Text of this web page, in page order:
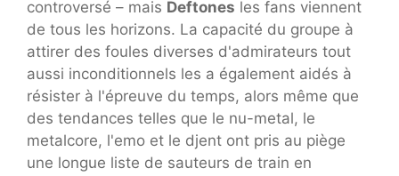
controversé – mais Deftones les fans viennent
de tous les horizons. La capacité du groupe à
attirer des foules diverses d'admirateurs tout
aussi inconditionnels les a également aidés à
résister à l'épreuve du temps, alors même que
des tendances telles que le nu-metal, le
metalcore, l'emo et le djent ont pris au piège
une longue liste de sauteurs de train en